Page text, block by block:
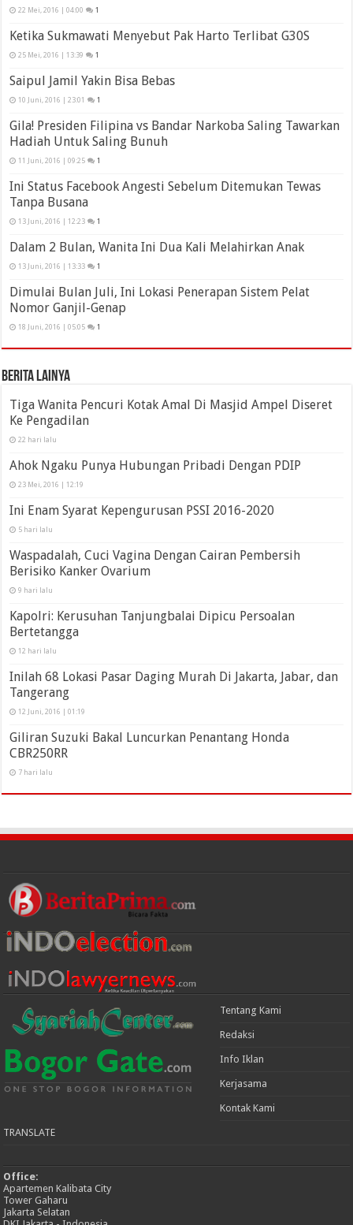
22 Mei, 2016 | 04:00 1
Ketika Sukmawati Menyebut Pak Harto Terlibat G30S
25 Mei, 2016 | 13:39 1
Saipul Jamil Yakin Bisa Bebas
10 Juni, 2016 | 23:01 1
Gila! Presiden Filipina vs Bandar Narkoba Saling Tawarkan
Hadiah Untuk Saling Bunuh
11 Juni, 2016 | 09:25 1
Ini Status Facebook Angesti Sebelum Ditemukan Tewas
Tanpa Busana
13 Juni, 2016 | 12:23 1
Dalam 2 Bulan, Wanita Ini Dua Kali Melahirkan Anak
13 Juni, 2016 | 13:33 1
Dimulai Bulan Juli, Ini Lokasi Penerapan Sistem Pelat
Nomor Ganjil-Genap
18 Juni, 2016 | 05:05 1
Berita Lainya
Tiga Wanita Pencuri Kotak Amal Di Masjid Ampel Diseret
Ke Pengadilan
22 hari lalu
Ahok Ngaku Punya Hubungan Pribadi Dengan PDIP
23 Mei, 2016 | 12:19
Ini Enam Syarat Kepengurusan PSSI 2016-2020
5 hari lalu
Waspadalah, Cuci Vagina Dengan Cairan Pembersih
Berisiko Kanker Ovarium
9 hari lalu
Kapolri: Kerusuhan Tanjungbalai Dipicu Persoalan
Bertetangga
12 hari lalu
Inilah 68 Lokasi Pasar Daging Murah Di Jakarta, Jabar, dan
Tangerang
12 Juni, 2016 | 01:19
Giliran Suzuki Bakal Luncurkan Penantang Honda
CBR250RR
7 hari lalu
Tentang Kami
Redaksi
Info Iklan
Kerjasama
Kontak Kami
TRANSLATE
Office:
Apartemen Kalibata City
Tower Gaharu
Jakarta Selatan